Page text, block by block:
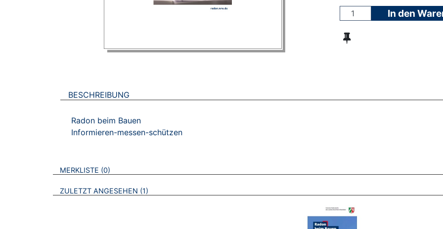
In den
BESCHREIBUNG
Radon beim Bauen
Informieren-messen-schützen
VERWEISE AUF VERMERKTE- ODER ZULETZT ANGESEHENE BROSCHÜREN
MERKLISTE 0
ZULETZT ANGESEHEN 1